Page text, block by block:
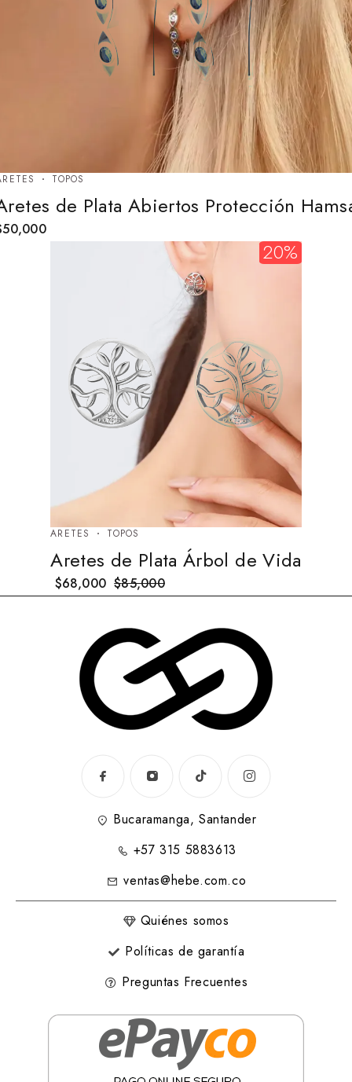
TOPOS
de Plata Abiertos Protección
50,000
20%
ARETES TOPOS
Aretes de Plata Árbol de Vida
$85,000
$68,000
Bucaramanga, Santander
+57 315 5883613
ventas@hebe.com.co
Quiénes somos
Políticas de garantía
Preguntas Frecuentes